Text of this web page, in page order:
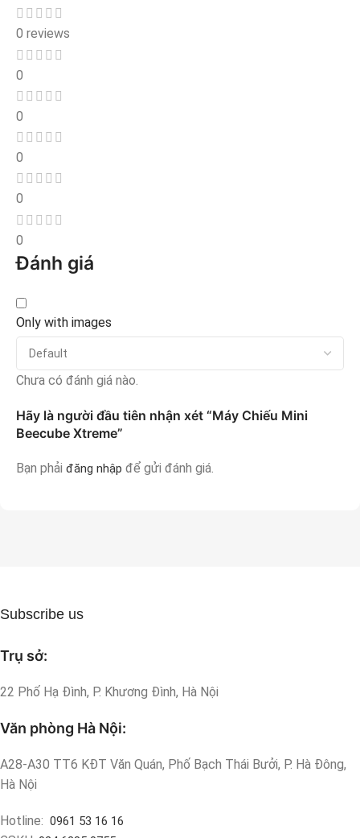
0 reviews
0
0
0
0
0
Đánh giá
Only with images
Chưa có đánh giá nào.
Hãy là người đầu tiên nhận xét “Máy Chiếu Mini
Beecube Xtreme”
Bạn phải đăng nhập để gửi đánh giá.
Subscribe us
Trụ sở:
22 Phố Hạ Đình, P. Khương Đình, Hà Nội
Văn phòng Hà Nội:
A28-A30 TT6 KĐT Văn Quán, Phố Bạch Thái Bưởi, P. Hà Đông,
Hà Nội
Hotline: 0961 53 16 16